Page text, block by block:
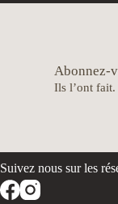
Abonnez-
Ils l’ont fait.